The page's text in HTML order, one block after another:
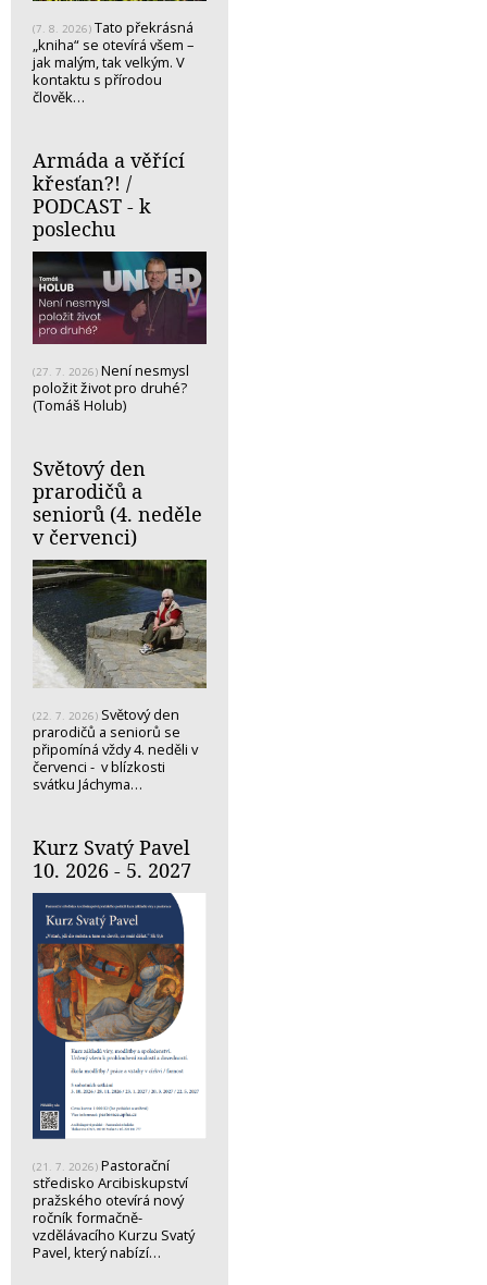
(7. 8. 2026) Tato překrásná
„kniha“ se otevírá všem –
jak malým, tak velkým. V
kontaktu s přírodou
člověk…
Armáda a věřící
křesťan?! /
PODCAST - k
poslechu
(27. 7. 2026) Není nesmysl
položit život pro druhé?
(Tomáš Holub)
Světový den
prarodičů a
seniorů (4. neděle
v červenci)
(22. 7. 2026) Světový den
prarodičů a seniorů se
připomíná vždy 4. neděli v
červenci - v blízkosti
svátku Jáchyma…
Kurz Svatý Pavel
10. 2026 - 5. 2027
(21. 7. 2026) Pastorační
středisko Arcibiskupství
pražského otevírá nový
ročník formačně-
vzdělávacího Kurzu Svatý
Pavel, který nabízí…